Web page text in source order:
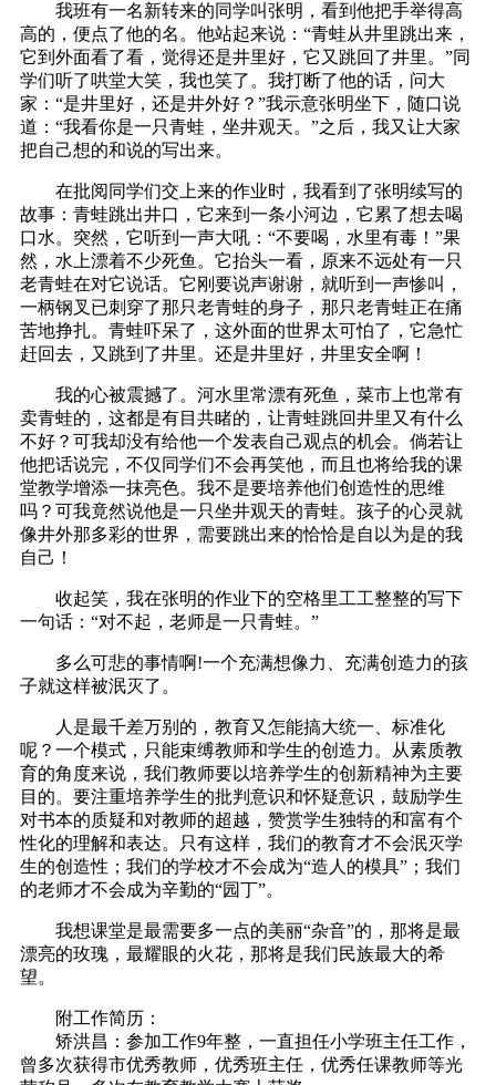
我班有一名新转来的同学叫张明，看到他把手举得高
高的，便点了他的名。他站起来说：“青蛙从井里跳出来，
它到外面看了看，觉得还是井里好，它又跳回了井里。”同
学们听了哄堂大笑，我也笑了。我打断了他的话，问大
家：“是井里好，还是井外好？”我示意张明坐下，随口说
道：“我看你是一只青蛙，坐井观天。”之后，我又让大家
把自己想的和说的写出来。
在批阅同学们交上来的作业时，我看到了张明续写的
故事：青蛙跳出井口，它来到一条小河边，它累了想去喝
口水。突然，它听到一声大吼：“不要喝，水里有毒！”果
然，水上漂着不少死鱼。它抬头一看，原来不远处有一只
老青蛙在对它说话。它刚要说声谢谢，就听到一声惨叫，
一柄钢叉已刺穿了那只老青蛙的身子，那只老青蛙正在痛
苦地挣扎。青蛙吓呆了，这外面的世界太可怕了，它急忙
赶回去，又跳到了井里。还是井里好，井里安全啊！
我的心被震撼了。河水里常漂有死鱼，菜市上也常有
卖青蛙的，这都是有目共睹的，让青蛙跳回井里又有什么
不好？可我却没有给他一个发表自己观点的机会。倘若让
他把话说完，不仅同学们不会再笑他，而且也将给我的课
堂教学增添一抹亮色。我不是要培养他们创造性的思维
吗？可我竟然说他是一只坐井观天的青蛙。孩子的心灵就
像井外那多彩的世界，需要跳出来的恰恰是自以为是的我
自己！
收起笑，我在张明的作业下的空格里工工整整的写下
一句话：“对不起，老师是一只青蛙。”
多么可悲的事情啊!一个充满想像力、充满创造力的孩
子就这样被泯灭了。
人是最千差万别的，教育又怎能搞大统一、标准化
呢？一个模式，只能束缚教师和学生的创造力。从素质教
育的角度来说，我们教师要以培养学生的创新精神为主要
目的。要注重培养学生的批判意识和怀疑意识，鼓励学生
对书本的质疑和对教师的超越，赞赏学生独特的和富有个
性化的理解和表达。只有这样，我们的教育才不会泯灭学
生的创造性；我们的学校才不会成为“造人的模具”；我们
的老师才不会成为辛勤的“园丁”。
我想课堂是最需要多一点的美丽“杂音”的，那将是最
漂亮的玫瑰，最耀眼的火花，那将是我们民族最大的希
望。
附工作简历：
矫洪昌：参加工作9年整，一直担任小学班主任工作，
曾多次获得市优秀教师，优秀班主任，优秀任课教师等光